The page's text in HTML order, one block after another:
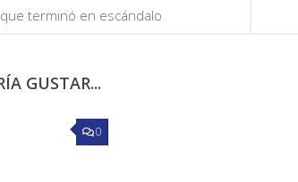
terminó en escándalo
GUSTAR...
0